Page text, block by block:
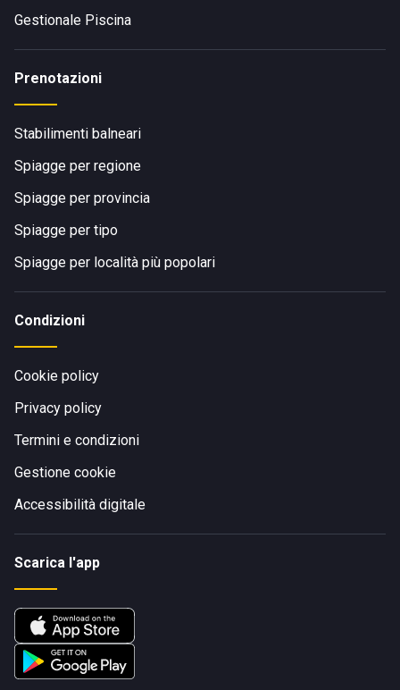
Gestionale Piscina
Prenotazioni
Stabilimenti balneari
Spiagge per regione
Spiagge per provincia
Spiagge per tipo
Spiagge per località più popolari
Condizioni
Cookie policy
Privacy policy
Termini e condizioni
Gestione cookie
Accessibilità digitale
Scarica l'app